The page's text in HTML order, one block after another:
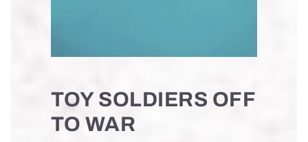
TOY SOLDIERS OFF
TO WAR